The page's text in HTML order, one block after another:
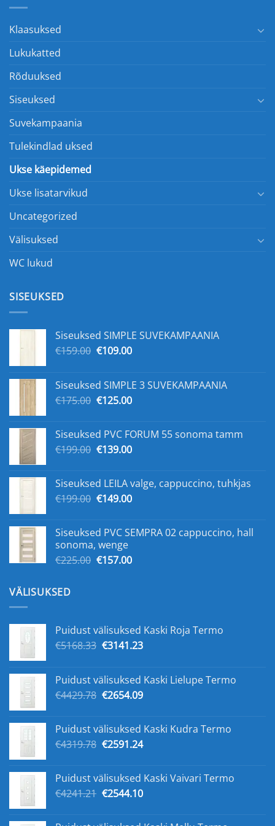
Klaasuksed
Lukukatted
Rõduuksed
Siseuksed
Suvekampaania
Tulekindlad uksed
Ukse käepidemed
Ukse lisatarvikud
Uncategorized
Välisuksed
WC lukud
SISEUKSED
Siseuksed SIMPLE SUVEKAMPAANIA
€159.00 Первоначальная
€159.00.
€109.00Текущая
Siseuksed SIMPLE 3 SUVEKAMPAANIA
€175.00 Первоначальная
€175.00.
€125.00Текущая
Siseuksed PVC FORUM 55 sonoma tamm
€199.00 Первоначальная
€199.00.
€139.00Текущая
Siseuksed LEILA valge, cappuccino, tuhkjas
€199.00 Первоначальная
€199.00.
€149.00Текущая
Siseuksed PVC SEMPRA 02 cappuccino, hall
sonoma, wenge
€225.00 Первоначальная
€157.00Текущая
VÄLISUKSED
Puidust välisuksed Kaski Roja Termo
€5168.33 Первоначальная
€5168.33.
€3141.23Текущая
Puidust välisuksed Kaski Lielupe Termo
€4429.78 Первоначальная
€4429.78.
€2654.09Текущая
Puidust välisuksed Kaski Kudra Termo
€4319.78 Первоначальная
€4319.78.
€2591.24Текущая
Puidust välisuksed Kaski Vaivari Termo
€4241.21 Первоначальная
€2544.10Текущая